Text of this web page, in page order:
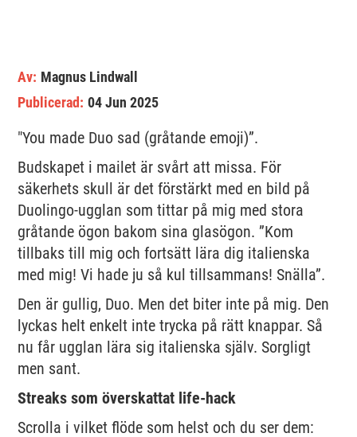
Av: Magnus Lindwall
Publicerad: 04 Jun 2025
"You made Duo sad (gråtande emoji)”.
Budskapet i mailet är svårt att missa. För
säkerhets skull är det förstärkt med en bild på
Duolingo-ugglan som tittar på mig med stora
gråtande ögon bakom sina glasögon. ”Kom
tillbaks till mig och fortsätt lära dig italienska
med mig! Vi hade ju så kul tillsammans! Snälla”.
Den är gullig, Duo. Men det biter inte på mig. Den
lyckas helt enkelt inte trycka på rätt knappar. Så
nu får ugglan lära sig italienska själv. Sorgligt
men sant.
Streaks som överskattat life-hack
Scrolla i vilket flöde som helst och du ser dem: